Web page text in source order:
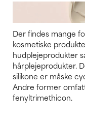
Der findes mange
kosmetiske
hudplejeprodukter
hårplejeprodukter.
silikone er måske
Andre former
fenyltrimethicon.